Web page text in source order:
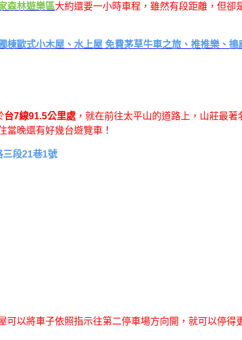
森林遊樂區大約還要一小時車程，雖然有段距離，但卻
歐式小木屋、水上屋 免費茅草牛車之旅、推推樂、搗
台7線91.5公里處 ，就在前往太平山的道路上，山莊最著
當晚還有好幾台遊覽車！
三段21巷1號
可以將車子依照指示往第二停車場方向開，就可以停得